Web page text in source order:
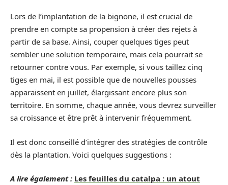
Lors de l’implantation de la bignone, il est crucial de
prendre en compte sa propension à créer des rejets à
partir de sa base. Ainsi, couper quelques tiges peut
sembler une solution temporaire, mais cela pourrait se
retourner contre vous. Par exemple, si vous taillez cinq
tiges en mai, il est possible que de nouvelles pousses
apparaissent en juillet, élargissant encore plus son
territoire. En somme, chaque année, vous devrez surveiller
sa croissance et être prêt à intervenir fréquemment.
Il est donc conseillé d’intégrer des stratégies de contrôle
dès la plantation. Voici quelques suggestions :
A lire également : Les feuilles du catalpa : un atout